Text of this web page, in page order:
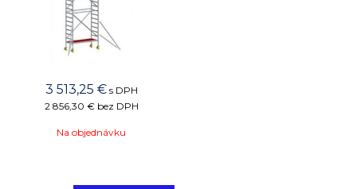
3 513,25 € s DPH
2 856,30 € bez DPH
Na objednávku